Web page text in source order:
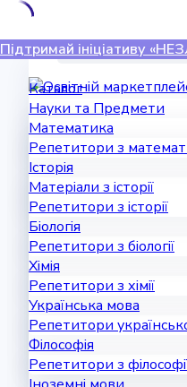
Skip
content
Підтримай ініціативу
Каталог
Науки та Предмети
Математика
Репетитори з
Історія
Матеріали з історії
Репетитори з історії
Біологія
Репетитори з біології
Хімія
Репетитори з хімії
Українська мова
Репетитори
Філософія
Репетитори з